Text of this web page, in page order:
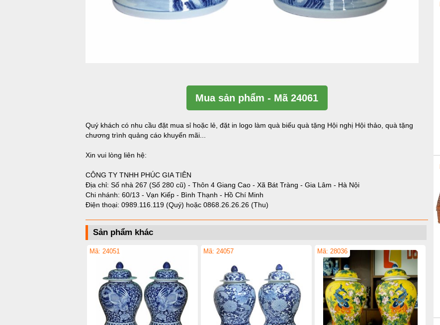
Mua sản phẩm - Mã 24061
Quý khách có nhu cầu đặt mua sỉ hoặc lẻ, đặt in logo làm quà biếu quà tặng Hội nghị Hội thảo, quà tặng
chương trình quảng cáo khuyến mãi...
Xin vui lòng liên hệ:
CÔNG TY TNHH PHÚC GIA TIÊN
Địa chỉ: Số nhà 267 (Số 280 cũ) - Thôn 4 Giang Cao - Xã Bát Tràng - Gia Lâm - Hà Nội
Chi nhánh: 60/13 - Vạn Kiếp - Bình Thạnh - Hồ Chí Minh
Điện thoại: 0989.116.119 (Quý) hoặc 0868.26.26.26 (Thu)
Sản phẩm khác
Mã: 24051 Mã: 24057 Mã: 28036